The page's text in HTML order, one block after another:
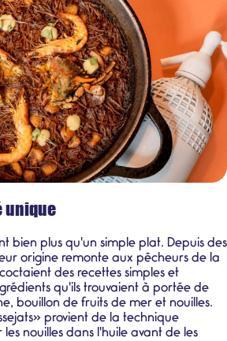
unique
bien plus qu'un simple plat. Depuis des
origine remonte aux pêcheurs de la
des recettes simples et
qu'ils trouvaient à portée de
bouillon de fruits de mer et nouilles.
provient de la technique
nouilles dans l'huile avant de les